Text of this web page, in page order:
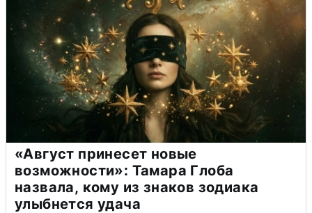
«Август принесет новые
возможности»: Тамара Глоба
назвала, кому из знаков зодиака
улыбнется удача